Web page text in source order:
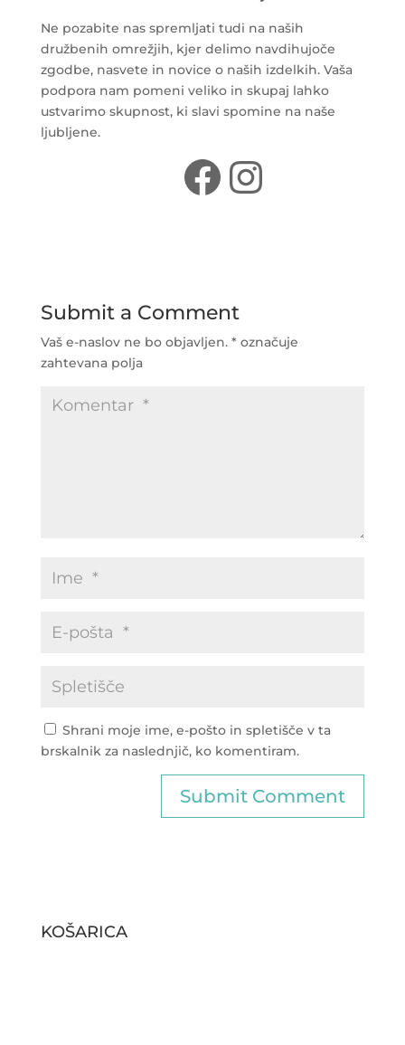
Ne pozabite nas spremljati tudi na naših
družbenih omrežjih, kjer delimo navdihujoče
zgodbe, nasvete in novice o naših izdelkih. Vaša
podpora nam pomeni veliko in skupaj lahko
ustvarimo skupnost, ki slavi spomine na naše
ljubljene.
Facebook
Submit a Comment
Vaš e-naslov ne bo objavljen. * označuje
zahtevana polja
Shrani moje ime, e-pošto in spletišče v ta
brskalnik za naslednjič, ko komentiram.
KOŠARICA